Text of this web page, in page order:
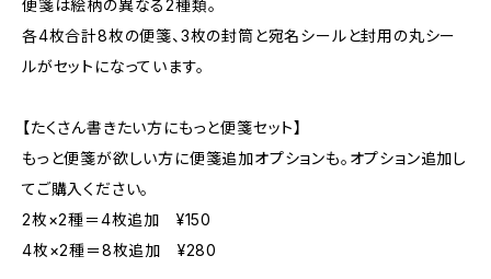
便箋は絵柄の異なる2種類。
各4枚合計8枚の便箋、3枚の封筒と宛名シールと封用の丸シー
ルがセットになっています。
【たくさん書きたい方にもっと便箋セット】
もっと便箋が欲しい方に便箋追加オプションも。オプション追加し
てご購入ください。
2枚×2種＝4枚追加 ¥150
4枚×2種＝8枚追加 ¥280